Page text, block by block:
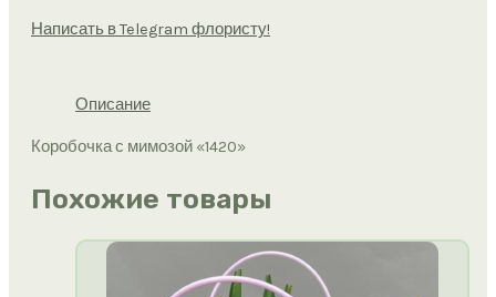
Написать в Telegram флористу!
Описание
Коробочка с мимозой «1420»
Похожие товары